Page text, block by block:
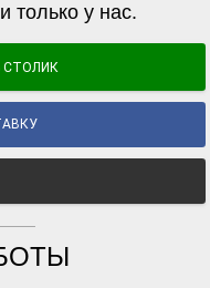
только у нас.
СТОЛИК